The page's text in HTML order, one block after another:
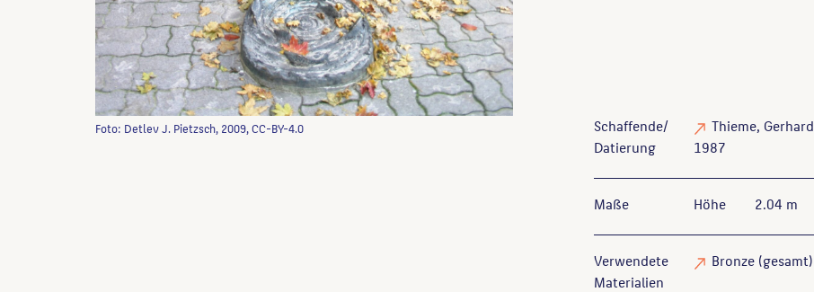
Foto: Detlev J. Pietzsch, 2009, CC-BY-4.0
Schaffende/
Datierung
Thieme, Gerhard
1987
Maße Höhe 2.04 m
Verwendete
Materialien
Bronze (gesamt)